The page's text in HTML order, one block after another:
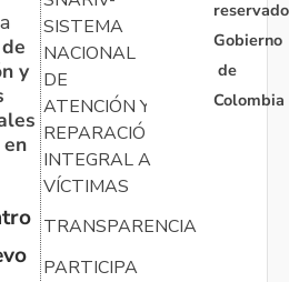
y
SISTEMA
NACIONAL
DE
ATENCIÓN Y
REPARACIÓN
INTEGRAL A
VÍCTIMAS
TRANSPARENCIA
PARTICIPA
Gobierno
de
Colombia